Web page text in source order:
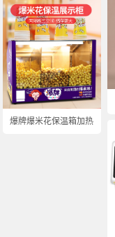
爆牌爆米花保温箱加热...